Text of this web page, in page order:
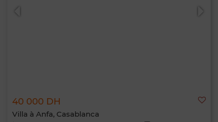
40 000 DH
Villa à Anfa, Casablanca